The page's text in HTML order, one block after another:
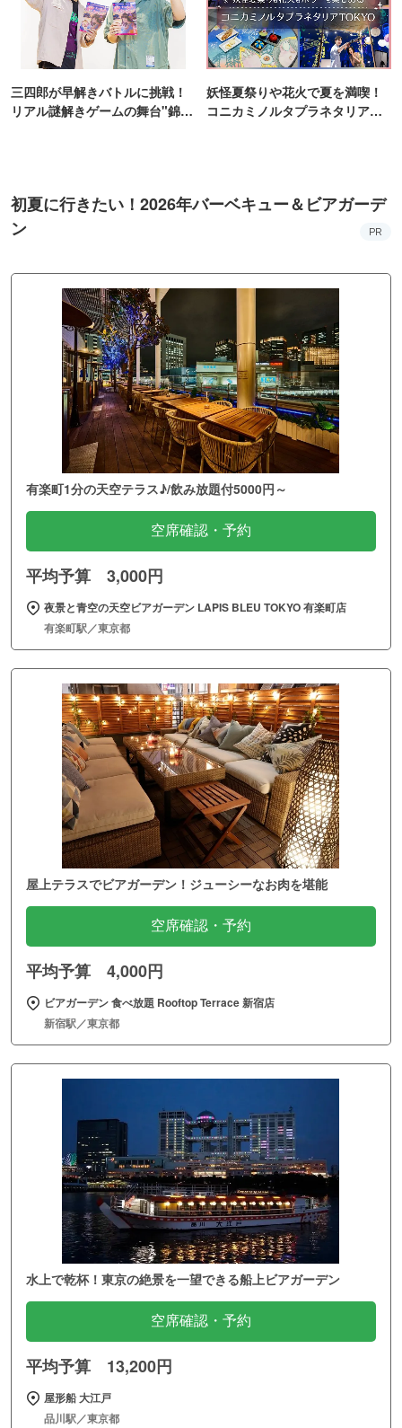
三四郎が早解きバトルに挑戦！
リアル謎解きゲームの舞台"錦糸
妖怪夏祭りや花火で夏を満喫！
コニカミノルタプラネタリア
初夏に行きたい！2026年バーベキュー＆ビアガーデ
ン
PR
有楽町1分の天空テラス♪/飲み放題付5000円～
空席確認・予約
平均予算 3,000円
夜景と青空の天空ビアガーデン LAPIS BLEU TOKYO 有楽町店
有楽町駅／東京都
屋上テラスでビアガーデン！ジューシーなお肉を堪能
空席確認・予約
平均予算 4,000円
ビアガーデン 食べ放題 Rooftop Terrace 新宿店
新宿駅／東京都
水上で乾杯！東京の絶景を一望できる船上ビアガーデン
空席確認・予約
平均予算 13,200円
屋形船 大江戸
品川駅／東京都